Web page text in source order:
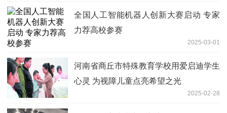
全国人工智能机器人创新大赛启动 专家
力荐高校参赛
2025-03-01
河南省商丘市特殊教育学校用爱启迪学生
心灵 为视障儿童点亮希望之光
2025-02-28